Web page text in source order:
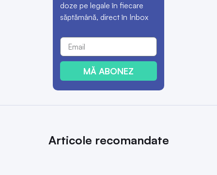
doze pe legale în fiecare
săptămână, direct în Inbox
MĂ ABONEZ
Articole recomandate